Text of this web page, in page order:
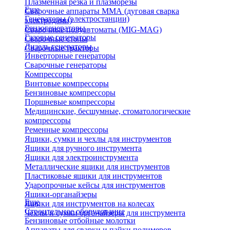
Плазменная резка и плазморезы
Сварочные аппараты ММА (дуговая сварка
электродами)
Сварочные полуавтоматы (MIG-MAG)
Сварочные столы
Сварочные тракторы
Еще
Генераторы (электростанции)
Бензогенераторы
Газовые генераторы
Дизель генераторы
Инверторные генераторы
Сварочные генераторы
Компрессоры
Винтовые компрессоры
Бензиновые компрессоры
Поршневые компрессоры
Медицинские, бесшумные, стоматологические
компрессоры
Ременные компрессоры
Ящики, сумки и чехлы для инструментов
Ящики для ручного инструмента
Ящики для электроинструмента
Металлические ящики для инструментов
Пластиковые ящики для инструментов
Ударопрочные кейсы для инструментов
Ящики-органайзеры
Ящики для инструментов на колесах
Чехлы и сумки органайзеры для инструмента
Еще
Строительное оборудование
Бензиновые отбойные молотки